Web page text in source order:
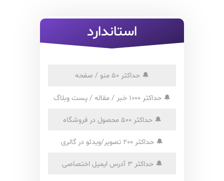
استاندارد
🔔 حداکثر 50 منو / صفحه
🔔 حداکثر 1000 خبر / مقاله / پست وبلاگ
🔔حداکثر 500 محصول در فروشگاه
🔔 حداکثر 200 تصویر/ویدئو در گالری
🔔حداکثر 3 آدرس ایمیل اختصاصی